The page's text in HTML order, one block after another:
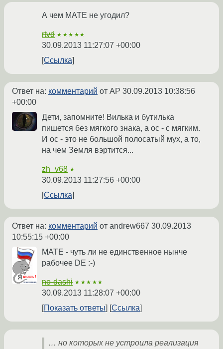
А чем MATE не угодил?
rtvd ★★★★★
30.09.2013 11:27:07 +00:00
Ссылка
Ответ на: комментарий от AP 30.09.2013 10:38:56
+00:00
Дети, запомните! Вилька и бутилька
пишется без мягкого знака, а ос - с мягким.
И ос - это не большой полосатый мух, а то,
на чем Земля вэртится...
zh_v68 ★
30.09.2013 11:27:56 +00:00
Ссылка
Ответ на: комментарий от andrew667 30.09.2013
10:55:15 +00:00
MATE - чуть ли не единственное нынче
рабочее DE :-)
no-dashi ★★★★★
30.09.2013 11:28:07 +00:00
Показать ответы
Ссылка
… но которых не устроила реализация